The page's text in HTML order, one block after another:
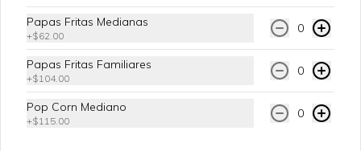
Agua Mineral Canada Dry
Agua mineralizada carbonatada, botella
Papas Fritas Medianas
+$62.00
0
Papas Fritas Familiares
+$104.00
0
Pop Corn Mediano
+$115.00
0